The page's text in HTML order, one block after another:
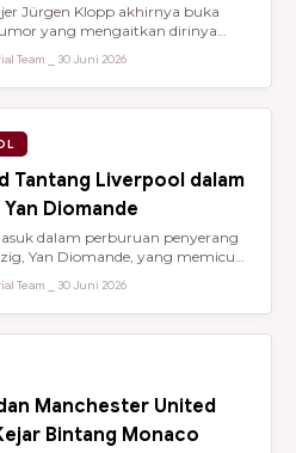
Jürgen Klopp akhirnya buka
yang mengaitkan dirinya
Team ⎯ 30 Juni 2026
Tantang Liverpool dalam
Diomande
dalam perburuan penyerang
Yan Diomande, yang memicu
Team ⎯ 30 Juni 2026
Manchester United
Bintang Monaco